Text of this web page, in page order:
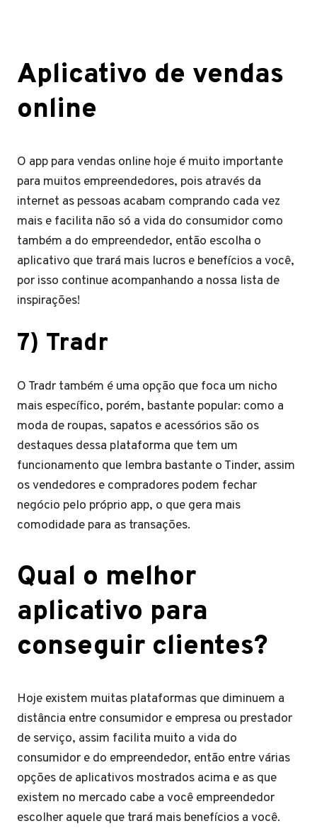
Aplicativo de vendas
online
O app para vendas online hoje é muito importante
para muitos empreendedores, pois através da
internet as pessoas acabam comprando cada vez
mais e facilita não só a vida do consumidor como
também a do empreendedor, então escolha o
aplicativo que trará mais lucros e benefícios a você,
por isso continue acompanhando a nossa lista de
inspirações!
7) Tradr
O Tradr também é uma opção que foca um nicho
mais específico, porém, bastante popular: como a
moda de roupas, sapatos e acessórios são os
destaques dessa plataforma que tem um
funcionamento que lembra bastante o Tinder, assim
os vendedores e compradores podem fechar
negócio pelo próprio app, o que gera mais
comodidade para as transações.
Qual o melhor
aplicativo para
conseguir clientes?
Hoje existem muitas plataformas que diminuem a
distância entre consumidor e empresa ou prestador
de serviço, assim facilita muito a vida do
consumidor e do empreendedor, então entre várias
opções de aplicativos mostrados acima e as que
existem no mercado cabe a você empreendedor
escolher aquele que trará mais benefícios a você.